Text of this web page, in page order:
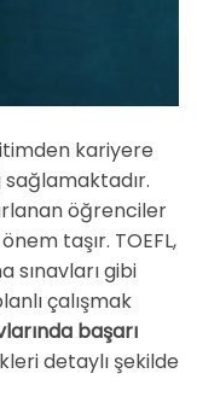
kariyere
öğrenciler
taşır. TOEFL,
sınavları gibi
çalışmak
başarı
detaylı şekilde